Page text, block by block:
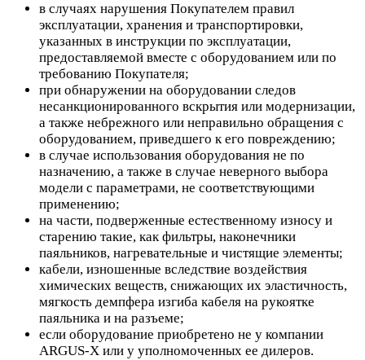
в случаях нарушения Покупателем правил
эксплуатации, хранения и транспортировки,
указанных в инструкции по эксплуатации,
предоставляемой вместе с оборудованием или по
требованию Покупателя;
при обнаружении на оборудовании следов
несанкционированного вскрытия или модернизации,
а также небрежного или неправильно обращения с
оборудованием, приведшего к его повреждению;
в случае использования оборудования не по
назначению, а также в случае неверного выбора
модели с параметрами, не соответствующими
применению;
на части, подверженные естественному износу и
старению такие, как фильтры, наконечники
паяльников, нагревательные и чистящие элементы;
кабели, изношенные вследствие воздействия
химических веществ, снижающих их эластичность,
мягкость демпфера изгиба кабеля на рукоятке
паяльника и на разъеме;
если оборудование приобретено не у компании
ARGUS-X или у уполномоченных ее дилеров.